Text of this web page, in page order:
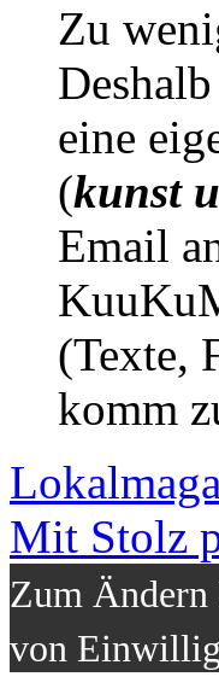
Zu
eine
(kunst
Email
(Texte,
komm
Mit Stolz
Zum Ändern
von